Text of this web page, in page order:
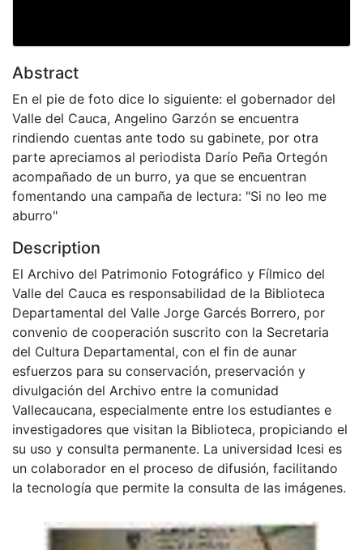
Abstract
En el pie de foto dice lo siguiente: el gobernador del
Valle del Cauca, Angelino Garzón se encuentra
rindiendo cuentas ante todo su gabinete, por otra
parte apreciamos al periodista Darío Peña Ortegón
acompañado de un burro, ya que se encuentran
fomentando una campaña de lectura: "Si no leo me
aburro"
Description
El Archivo del Patrimonio Fotográfico y Fílmico del
Valle del Cauca es responsabilidad de la Biblioteca
Departamental del Valle Jorge Garcés Borrero, por
convenio de cooperación suscrito con la Secretaria
del Cultura Departamental, con el fin de aunar
esfuerzos para su conservación, preservación y
divulgación del Archivo entre la comunidad
Vallecaucana, especialmente entre los estudiantes e
investigadores que visitan la Biblioteca, propiciando el
su uso y consulta permanente. La universidad Icesi es
un colaborador en el proceso de difusión, facilitando
la tecnología que permite la consulta de las imágenes.